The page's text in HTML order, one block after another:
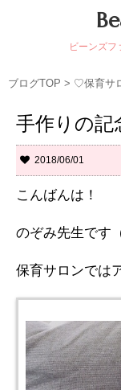
ビーンズ
ブログTOP > ♡保育サ
手作りの記
2018/06/01
こんばんは！
のぞみ先生です
保育サロンでは